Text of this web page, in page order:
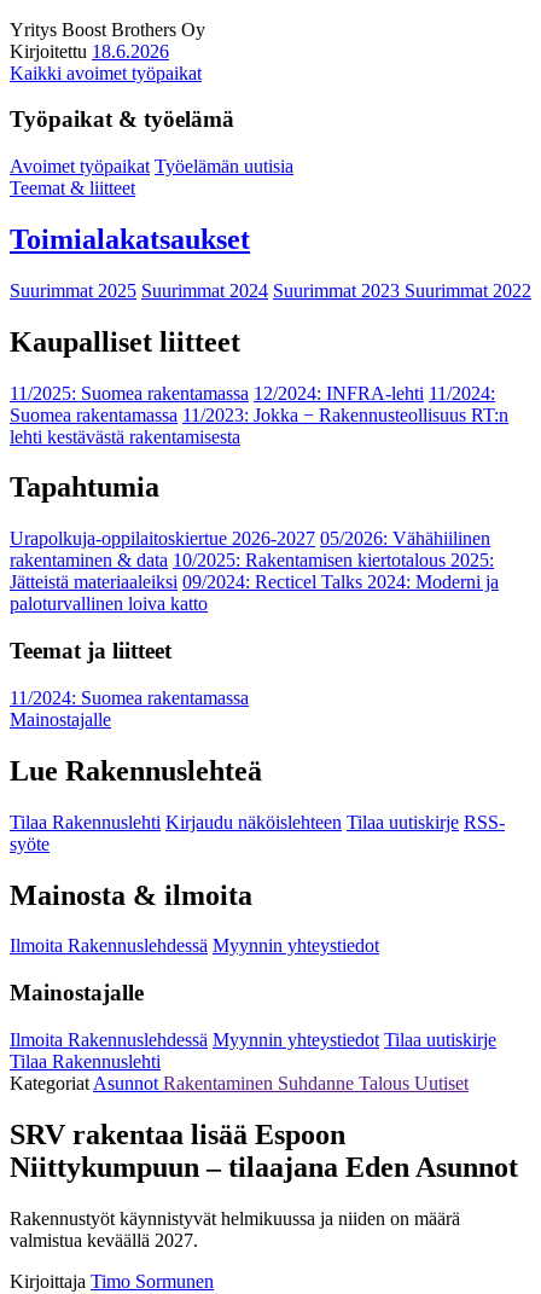
Yritys Boost Brothers Oy
Kirjoitettu 18.6.2026
Kaikki avoimet työpaikat
Työpaikat & työelämä
Avoimet työpaikat Työelämän uutisia
Teemat & liitteet
Toimialakatsaukset
Suurimmat 2025 Suurimmat 2024 Suurimmat 2023 Suurimmat 2022
Kaupalliset liitteet
11/2025: Suomea rakentamassa 12/2024: INFRA-lehti 11/2024:
Suomea rakentamassa 11/2023: Jokka − Rakennusteollisuus RT:n
lehti kestävästä rakentamisesta
Tapahtumia
Urapolkuja-oppilaitoskiertue 2026-2027 05/2026: Vähähiilinen
rakentaminen & data 10/2025: Rakentamisen kiertotalous 2025:
Jätteistä materiaaleiksi 09/2024: Recticel Talks 2024: Moderni ja
paloturvallinen loiva katto
Teemat ja liitteet
11/2024: Suomea rakentamassa
Mainostajalle
Lue Rakennuslehteä
Tilaa Rakennuslehti Kirjaudu näköislehteen Tilaa uutiskirje RSS-
syöte
Mainosta & ilmoita
Ilmoita Rakennuslehdessä Myynnin yhteystiedot
Mainostajalle
Ilmoita Rakennuslehdessä Myynnin yhteystiedot Tilaa uutiskirje
Tilaa Rakennuslehti
Kategoriat Asunnot Rakentaminen Suhdanne Talous Uutiset
SRV rakentaa lisää Espoon
Niittykumpuun – tilaajana Eden Asunnot
Rakennustyöt käynnistyvät helmikuussa ja niiden on määrä
valmistua keväällä 2027.
Kirjoittaja Timo Sormunen